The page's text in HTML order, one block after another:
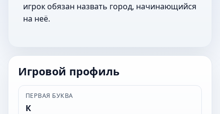
игрок обязан назвать город, начинающийся
на неё.
Игровой профиль
ПЕРВАЯ БУКВА
К